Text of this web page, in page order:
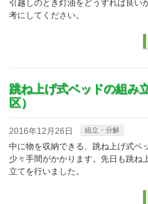
引越しのとき灯油をどうすれば良い
考にしてください。
跳ね上げ式ベッドの組み
区）
2016年12月26日 組立・分解
中に物を収納できる、跳ね上げ式ベ
少々手間がかかります。先日も跳ね
立てを行いました。